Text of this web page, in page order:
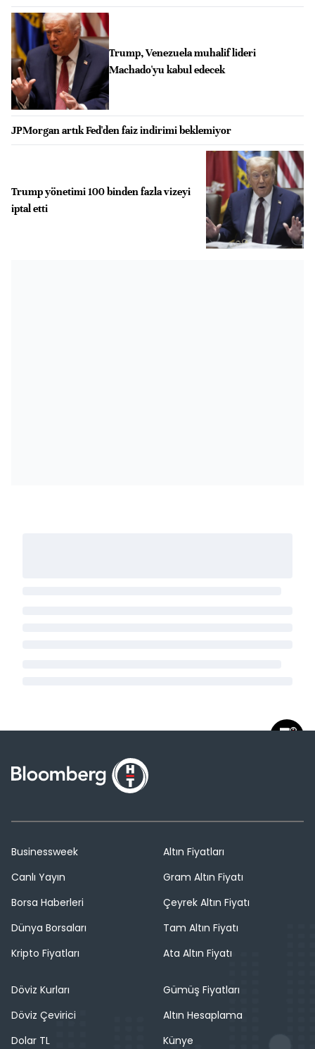
Trump, Venezuela muhalif lideri
Machado'yu kabul edecek
JPMorgan artık Fed'den faiz indirimi beklemiyor
Trump yönetimi 100 binden fazla vizeyi
iptal etti
Businessweek
Canlı Yayın
Borsa Haberleri
Dünya Borsaları
Kripto Fiyatları
Altın Fiyatları
Gram Altın Fiyatı
Çeyrek Altın Fiyatı
Tam Altın Fiyatı
Ata Altın Fiyatı
Döviz Kurları
Döviz Çevirici
Dolar TL
Gümüş Fiyatları
Altın Hesaplama
Künye